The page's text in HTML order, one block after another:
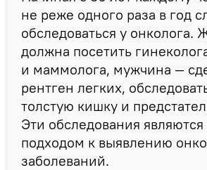
не реже одного раза в год
обследоваться у онколога.
должна посетить
и маммолога, мужчина —
рентген легких,
толстую кишку и
Эти обследования
подходом к выявлению
заболеваний.